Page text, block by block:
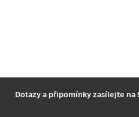
Dotazy a připomínky zasílejte na